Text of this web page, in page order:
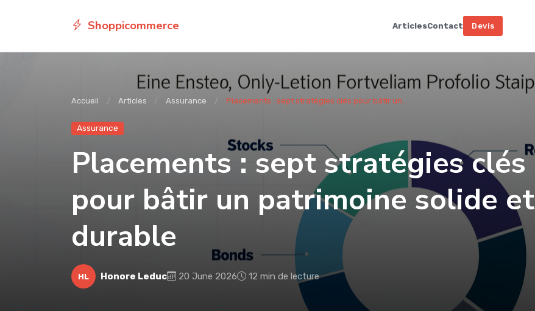
Shoppicommerce ArticlesContact Devis
Accueil Articles Assurance Placements : sept stratégies clés pour bâtir un...
Assurance
Placements : sept stratégies clés
pour bâtir un patrimoine solide et
durable
HL Honore Leduc 20 June 2026 12 min de lecture